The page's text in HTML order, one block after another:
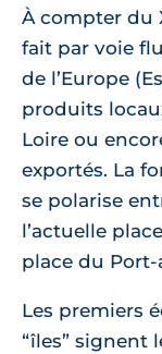
À compter du
fait par voie
de l’Europe
produits
Loire ou
exportés. La
se polarise
l’actuelle
place du Port-
Les premiers
“îles” signent